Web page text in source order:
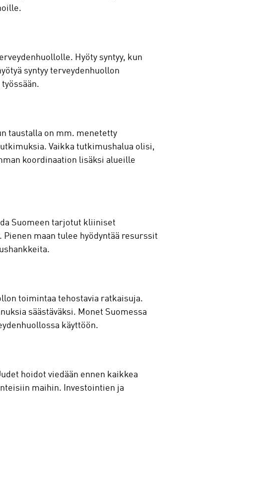
Hyöty syntyy, kun
syntyy terveydenhuollon
taustalla on mm. menetetty
Vaikka tutkimushalua olisi,
koordinaation lisäksi alueille
Suomeen tarjotut kliiniset
maan tulee hyödyntää resurssit
toimintaa tehostavia ratkaisuja.
säästäväksi. Monet Suomessa
käyttöön.
hoidot viedään ennen kaikkea
maihin. Investointien ja